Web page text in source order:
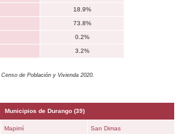
18.9%
73.8%
0.2%
3.2%
Censo de Población y Vivienda 2020.
Municipios de Durango(39)
Mapimí San Dimas